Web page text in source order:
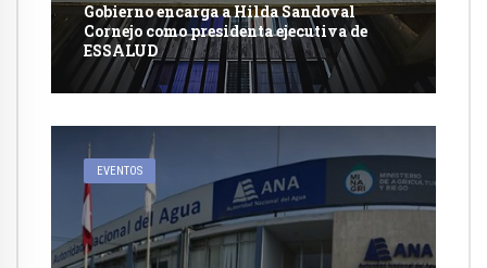
Gobierno encarga a Hilda Sandoval
Cornejo como presidenta ejecutiva de
ESSALUD
EVENTOS